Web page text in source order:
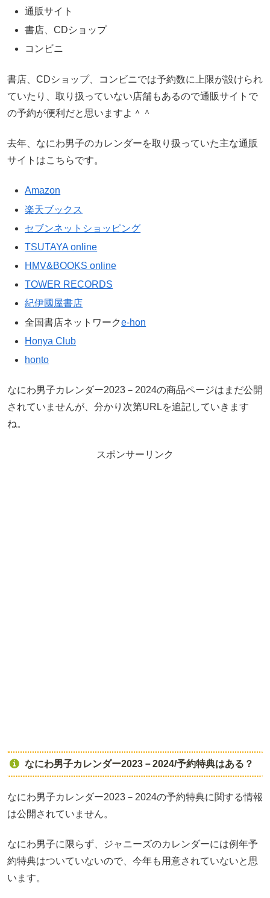
通販サイト
書店、CDショップ
コンビニ
書店、CDショップ、コンビニでは予約数に上限が設けられ
ていたり、取り扱っていない店舗もあるので通販サイトで
の予約が便利だと思いますよ＾＾
去年、なにわ男子のカレンダーを取り扱っていた主な通販
サイトはこちらです。
Amazon
楽天ブックス
セブンネットショッピング
TSUTAYA online
HMV&BOOKS online
TOWER RECORDS
紀伊國屋書店
全国書店ネットワークe-hon
Honya Club
honto
なにわ男子カレンダー2023－2024の商品ページはまだ公開
されていませんが、分かり次第URLを追記していきます
ね。
スポンサーリンク
なにわ男子カレンダー2023－2024/予約特典はある？
なにわ男子カレンダー2023－2024の予約特典に関する情報
は公開されていません。
なにわ男子に限らず、ジャニーズのカレンダーには例年予
約特典はついていないので、今年も用意されていないと思
います。